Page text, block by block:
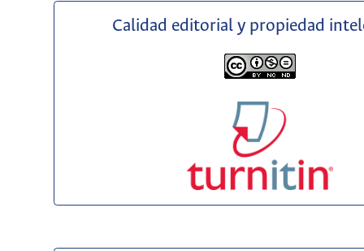
Calidad editorial y propiedad